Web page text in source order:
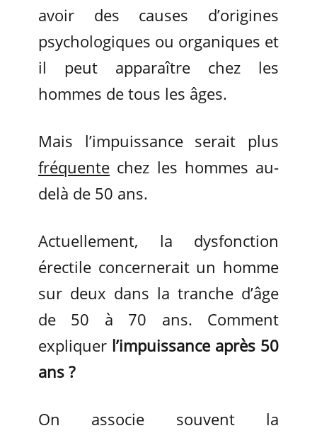
avoir des causes d’origines
psychologiques ou organiques et
il peut apparaître chez les
hommes de tous les âges.
Mais l’impuissance serait plus
fréquente chez les hommes au-
delà de 50 ans.
Actuellement, la dysfonction
érectile concernerait un homme
sur deux dans la tranche d’âge
de 50 à 70 ans. Comment
expliquer l’impuissance après 50
ans ?
On associe souvent la